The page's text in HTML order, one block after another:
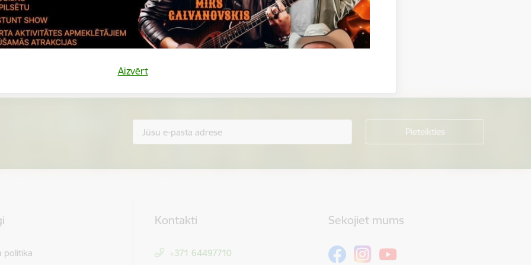
Aizvērt
Vai šī informācija bija noderīga?
Sniegt atsauksmi
politika
Kontakti
+371 64497710
Sekojiet mums